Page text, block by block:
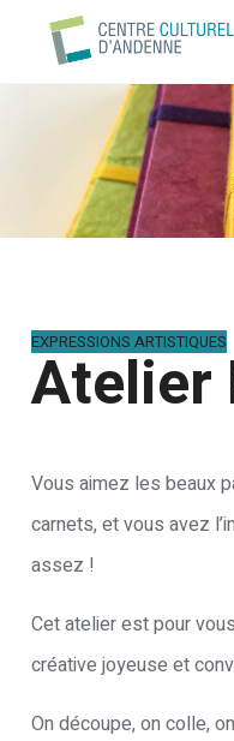
EXPRESSIONS ARTISTIQUES
Atelier
Vous aimez les beaux
carnets, et vous avez
assez !
Cet atelier est pour
créative joyeuse et
On découpe, on colle,